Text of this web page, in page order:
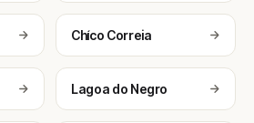
Chíco Correia
Lagoa do Negro